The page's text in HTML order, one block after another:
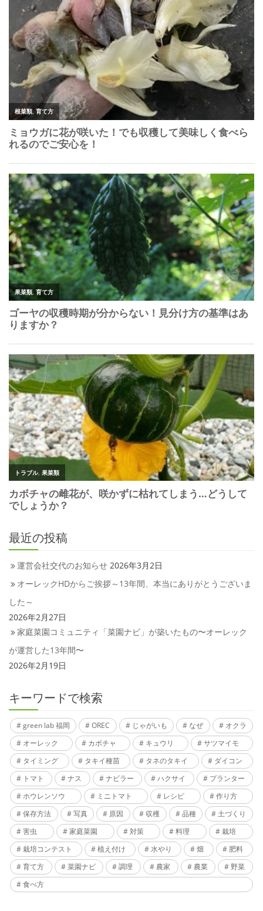
最近の投稿
運営会社交代のお知らせ 2026年3月2日
オーレックHDからご挨拶～13年間、本当にありがとうございま
した～
2026年2月27日
家庭菜園コミュニティ「菜園ナビ」が築いたもの〜オーレック
が運営した13年間〜
2026年2月19日
キーワードで検索
green lab 福岡 OREC じゃがいも なぜ
オクラ
オーレック
カボチャ キュウリ
サツマイモ
タイミング
タキイ種苗 タネのタキイ
ダイコン
トマト
ナス ナビラー ハクサイ
プランター
ホウレンソウ
ミニトマト レシピ
作り方
保存方法
写真 原因 収穫 品種
土づくり
害虫
家庭菜園 対策 料理
栽培
栽培コンテスト
植え付け 水やり 畑
肥料
育て方
菜園ナビ 調理 農家 農業
野菜
食べ方